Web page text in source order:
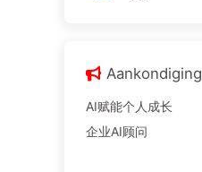
Aankondiging
AI赋能个人成长
企业AI顾问